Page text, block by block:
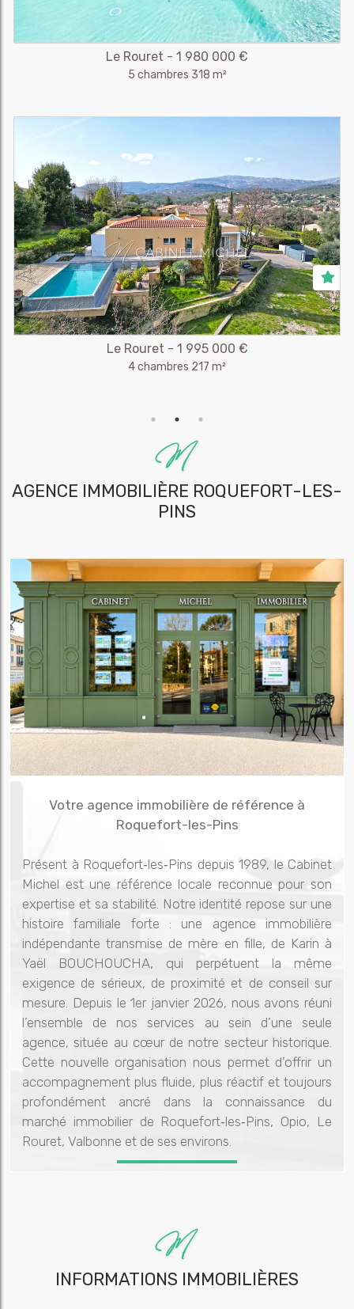
Le Rouret - 1 980 000 €
5 chambres 318 m²
Le Rouret - 1 995 000 €
4 chambres 217 m²
AGENCE IMMOBILIÈRE ROQUEFORT-LES-
PINS
Votre agence immobilière de référence à
Roquefort-les-Pins
Présent à Roquefort‑les‑Pins depuis 1989, le Cabinet
Michel est une référence locale reconnue pour son
expertise et sa stabilité. Notre identité repose sur une
histoire familiale forte : une agence immobilière
indépendante transmise de mère en fille, de Karin à
Yaël BOUCHOUCHA, qui perpétuent la même
exigence de sérieux, de proximité et de conseil sur
mesure. Depuis le 1er janvier 2026, nous avons réuni
l’ensemble de nos services au sein d’une seule
agence, située au cœur de notre secteur historique.
Cette nouvelle organisation nous permet d’offrir un
accompagnement plus fluide, plus réactif et toujours
profondément ancré dans la connaissance du
marché immobilier de Roquefort‑les‑Pins, Opio, Le
Rouret, Valbonne et de ses environs.
INFORMATIONS IMMOBILIÈRES